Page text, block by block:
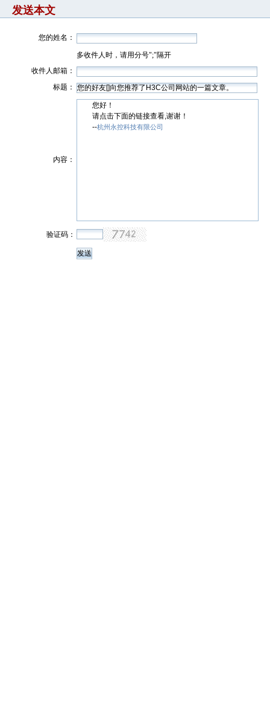
发送本文
您的姓名：
多收件人时，请用分号";"隔开
收件人邮箱：
标题：
内容：
您好！
请点击下面的链接查看,谢谢！
--杭州永控科技有限公司
验证码：